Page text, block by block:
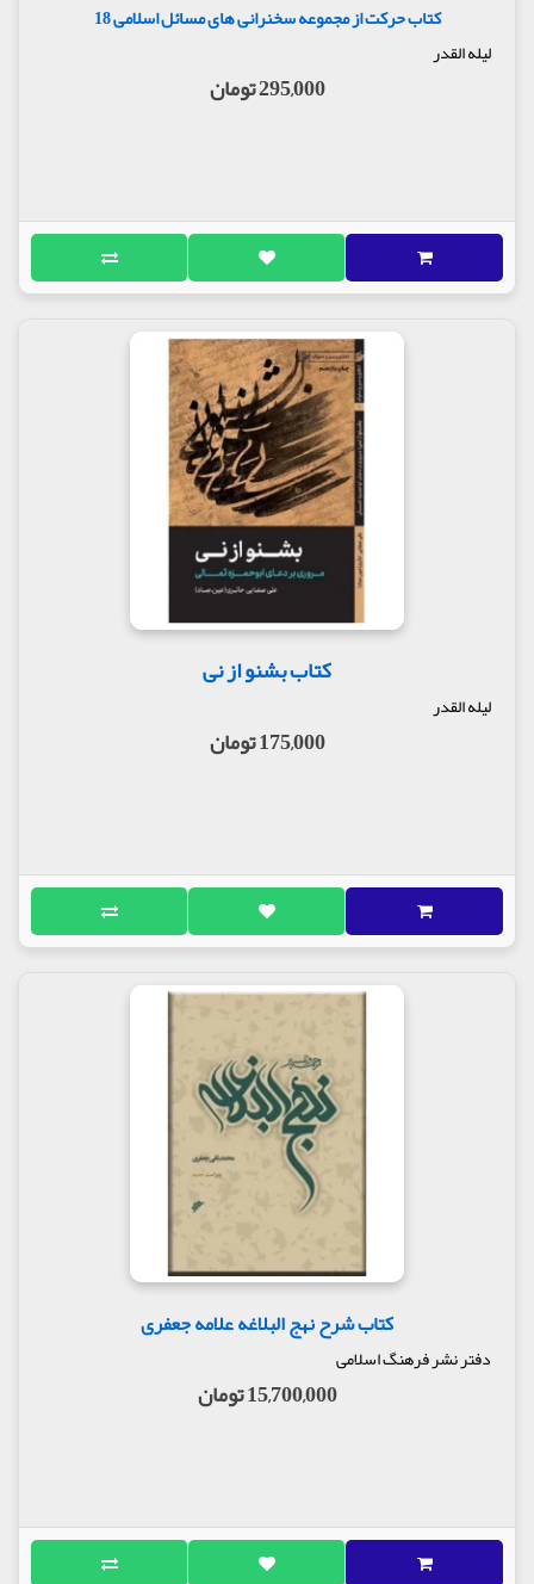
کتاب حرکت از مجموعه سخنرانی های مسائل اسلامی 18
لیله القدر
295,000 تومان
کتاب بشنو از نی
لیله القدر
175,000 تومان
کتاب شرح نهج البلاغه علامه جعفری
دفتر نشر فرهنگ اسلامی
15,700,000 تومان